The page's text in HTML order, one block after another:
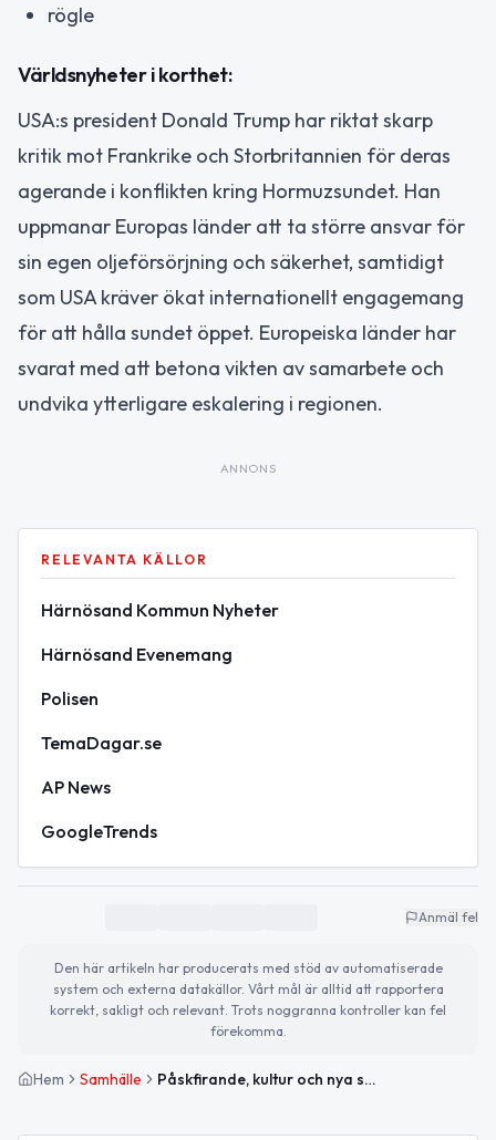
rögle
Världsnyheter i korthet:
USA:s president Donald Trump har riktat skarp
kritik mot Frankrike och Storbritannien för deras
agerande i konflikten kring Hormuzsundet. Han
uppmanar Europas länder att ta större ansvar för
sin egen oljeförsörjning och säkerhet, samtidigt
som USA kräver ökat internationellt engagemang
för att hålla sundet öppet. Europeiska länder har
svarat med att betona vikten av samarbete och
undvika ytterligare eskalering i regionen.
ANNONS
RELEVANTA KÄLLOR
Härnösand Kommun Nyheter
Härnösand Evenemang
Polisen
TemaDagar.se
AP News
GoogleTrends
Anmäl fel
Den här artikeln har producerats med stöd av automatiserade
system och externa datakällor. Vårt mål är alltid att rapportera
korrekt, sakligt och relevant. Trots noggranna kontroller kan fel
förekomma.
Hem Samhälle Påskfirande, kultur och nya satsningar i Härnösand